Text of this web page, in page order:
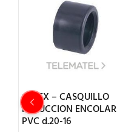
CEPEX – CASQUILLO
REDUCCION ENCOLAR
PVC d.20-16